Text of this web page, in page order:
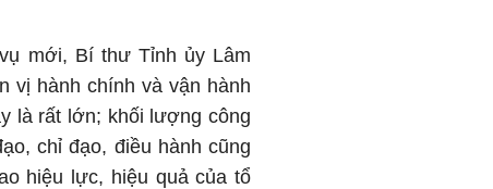
mới, Bí thư Tỉnh ủy Lâm
vị hành chính và vận hành
là rất lớn; khối lượng công
chỉ đạo, điều hành cũng
hiệu lực, hiệu quả của tổ